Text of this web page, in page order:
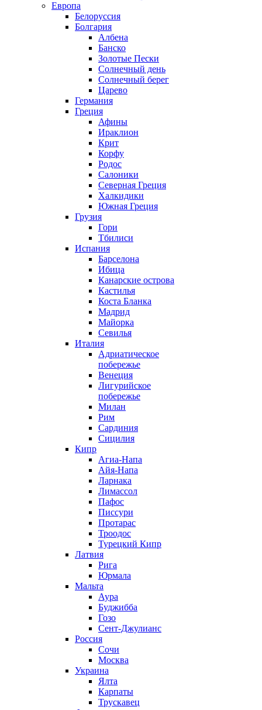
Европа
Белоруссия
Болгария
Албена
Банско
Золотые Пески
Солнечный день
Солнечный берег
Царево
Германия
Греция
Афины
Ираклион
Крит
Корфу
Родос
Салоники
Северная Греция
Халкидики
Южная Греция
Грузия
Гори
Тбилиси
Испания
Барселона
Ибица
Канарские острова
Кастилья
Коста Бланка
Мадрид
Майорка
Севилья
Италия
Адриатическое
побережье
Венеция
Лигурийское
побережье
Милан
Рим
Сардиния
Сицилия
Кипр
Агиа-Напа
Айя-Напа
Ларнака
Лимассол
Пафос
Писсури
Протарас
Троодос
Турецкий Кипр
Латвия
Рига
Юрмала
Мальта
Аура
Буджибба
Гозо
Сент-Джулианс
Россия
Сочи
Москва
Украина
Ялта
Карпаты
Трускавец